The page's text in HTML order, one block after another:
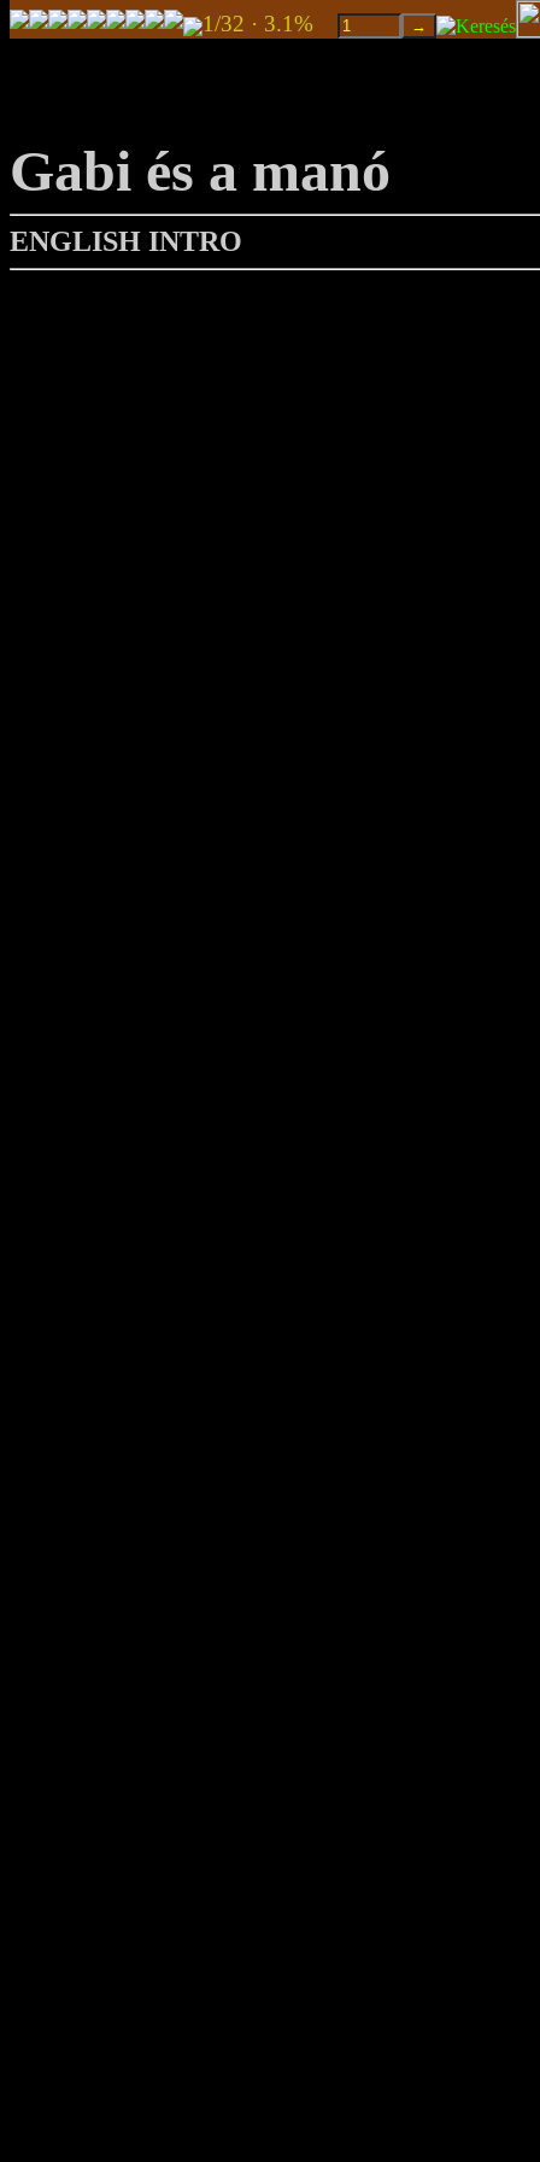
1/32 · 3.1%
Gabi és a manó
ENGLISH INTRO